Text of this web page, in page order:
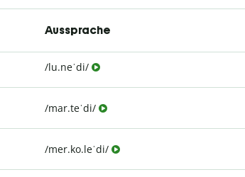
Aussprache
/lu.neˈdi/
/mar.teˈdi/
/mer.ko.leˈdi/